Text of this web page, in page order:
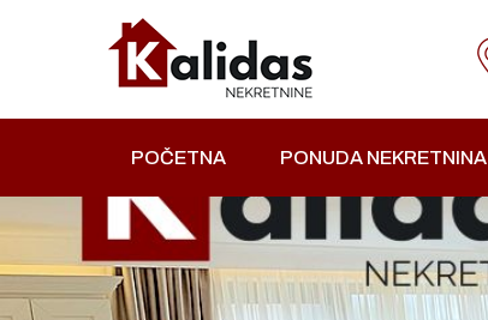
POČETNA PONUDA NEKRETNINA